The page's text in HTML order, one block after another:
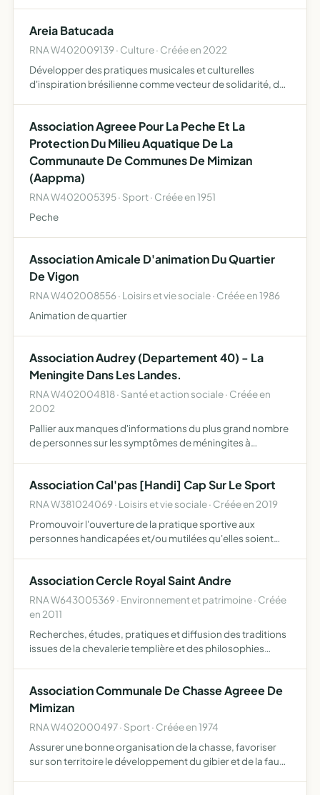
l'or…
Areia Batucada
RNA W402009139 · Culture · Créée en 2022
Développer des pratiques musicales et culturelles
d'inspiration brésilienne comme vecteur de solidarité, de
Association Agreee Pour La Peche Et La
Protection Du Milieu Aquatique De La
Communaute De Communes De Mimizan
(Aappma)
RNA W402005395 · Sport · Créée en 1951
Peche
Association Amicale D'animation Du Quartier
De Vigon
RNA W402008556 · Loisirs et vie sociale · Créée en 1986
Animation de quartier
Association Audrey (Departement 40) - La
Meningite Dans Les Landes.
RNA W402004818 · Santé et action sociale · Créée en
2002
Pallier aux manques d'informations du plus grand nombre
de personnes sur les symptômes de méningites à
Association Cal'pas [Handi] Cap Sur Le Sport
RNA W381024069 · Loisirs et vie sociale · Créée en 2019
Promouvoir l'ouverture de la pratique sportive aux
personnes handicapées et/ou mutilées qu'elles soient
Association Cercle Royal Saint Andre
RNA W643005369 · Environnement et patrimoine · Créée
en 2011
Recherches, études, pratiques et diffusion des traditions
issues de la chevalerie templière et des philosophies
Association Communale De Chasse Agreee De
Mimizan
RNA W402000497 · Sport · Créée en 1974
Assurer une bonne organisation de la chasse, favoriser
sur son territoire le développement du gibier et de la faune